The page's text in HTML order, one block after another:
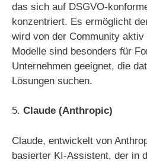
das sich auf DSGVO-
konzentriert. Es ermöglicht
wird von der Community
Modelle sind besonders für
Unternehmen geeignet, die
Lösungen suchen.
5. Claude (Anthropic)
Claude, entwickelt von
basierter KI-Assistent, der in